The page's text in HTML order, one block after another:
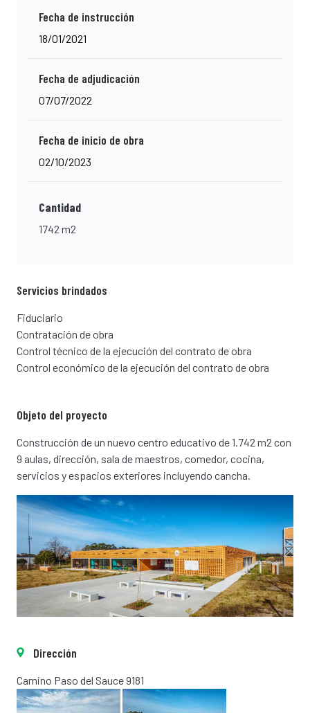
Fecha de instrucción
18/01/2021
Fecha de adjudicación
07/07/2022
Fecha de inicio de obra
02/10/2023
Cantidad
1742 m2
Servicios brindados
Fiduciario
Contratación de obra
Control técnico de la ejecución del contrato de obra
Control económico de la ejecución del contrato de obra
Objeto del proyecto
Construcción de un nuevo centro educativo de 1.742 m2 con
9 aulas, dirección, sala de maestros, comedor, cocina,
servicios y espacios exteriores incluyendo cancha.
Dirección
Camino Paso del Sauce 9181